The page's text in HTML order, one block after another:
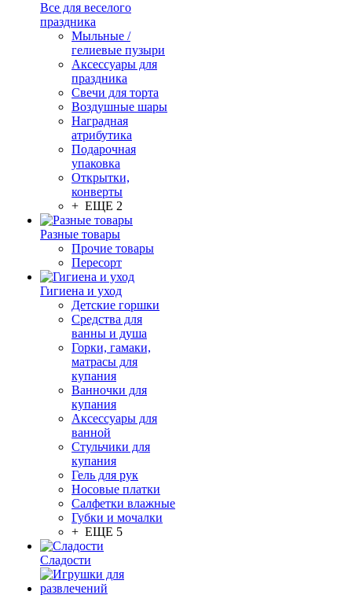
Все для веселого
праздника
Мыльные /
гелиевые пузыри
Аксессуары для
праздника
Свечи для торта
Воздушные шары
Наградная
атрибутика
Подарочная
упаковка
Открытки,
конверты
+ ЕЩЕ 2
Разные товары
Прочие товары
Пересорт
Гигиена и уход
Детские горшки
Средства для
ванны и душа
Горки, гамаки,
матрасы для
купания
Ванночки для
купания
Аксессуары для
ванной
Стульчики для
купания
Гель для рук
Носовые платки
Салфетки влажные
Губки и мочалки
+ ЕЩЕ 5
Сладости